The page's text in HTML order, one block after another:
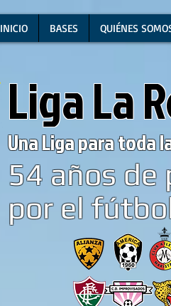
INICIO BASES QUIÉNES
Liga La
Una Liga para toda
54 años de
por el